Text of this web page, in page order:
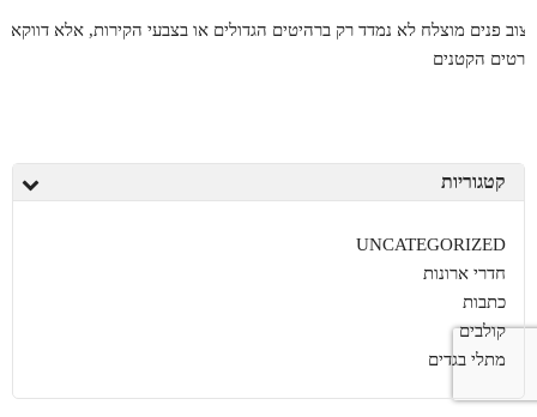
פנים מוצלח לא נמדד רק ברהיטים הגדולים או בצבעי הקירות, אלא דווקא
הקטנים
קטגוריות
UNCATEGORIZED
חדרי ארונות
כתבות
קולבים
מתלי בגדים